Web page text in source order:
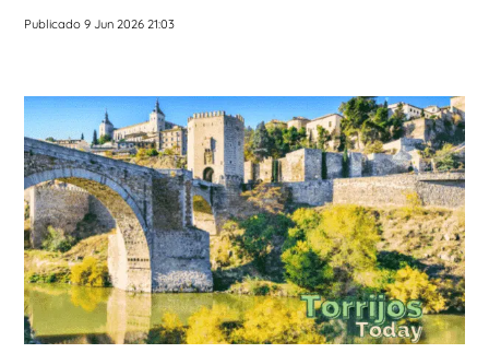
Publicado 9 Jun 2026 21:03